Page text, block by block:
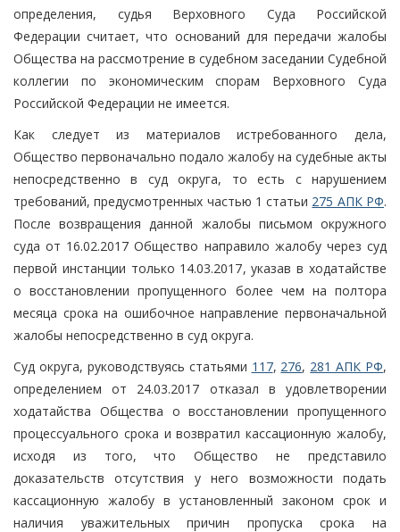
определения, судья Верховного Суда Российской
Федерации считает, что оснований для передачи жалобы
Общества на рассмотрение в судебном заседании Судебной
коллегии по экономическим спорам Верховного Суда
Российской Федерации не имеется.
Как следует из материалов истребованного дела,
Общество первоначально подало жалобу на судебные акты
непосредственно в суд округа, то есть с нарушением
требований, предусмотренных частью 1 статьи 275 АПК РФ.
После возвращения данной жалобы письмом окружного
суда от 16.02.2017 Общество направило жалобу через суд
первой инстанции только 14.03.2017, указав в ходатайстве
о восстановлении пропущенного более чем на полтора
месяца срока на ошибочное направление первоначальной
жалобы непосредственно в суд округа.
Суд округа, руководствуясь статьями 117, 276, 281 АПК РФ,
определением от 24.03.2017 отказал в удовлетворении
ходатайства Общества о восстановлении пропущенного
процессуального срока и возвратил кассационную жалобу,
исходя из того, что Общество не представило
доказательств отсутствия у него возможности подать
кассационную жалобу в установленный законом срок и
наличия уважительных причин пропуска срока на